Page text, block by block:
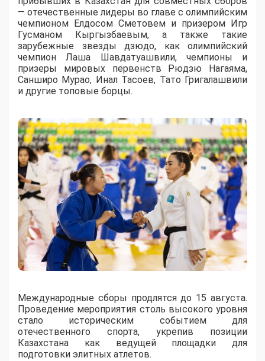
— отечественные лидеры во главе с олимпийским
чемпионом Елдосом Сметовем и призером Игр
Гусманом Кыргызбаевым, а также такие
зарубежные звезды дзюдо, как олимпийский
чемпион Лаша Шавдатуашвили, чемпионы и
призеры мировых первенств Рюдзю Нагаяма,
Санширо Мурао, Инал Тасоев, Тато Григалашвили
и другие топовые борцы.
Международные сборы продлятся до 15 августа.
Проведение мероприятия столь высокого уровня
стало историческим событием для
отечественного спорта, укрепив позиции
Казахстана как ведущей площадки для
подготовки элитных атлетов.